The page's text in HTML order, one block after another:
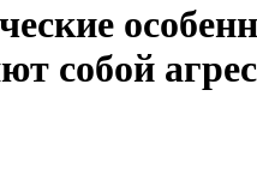
собой